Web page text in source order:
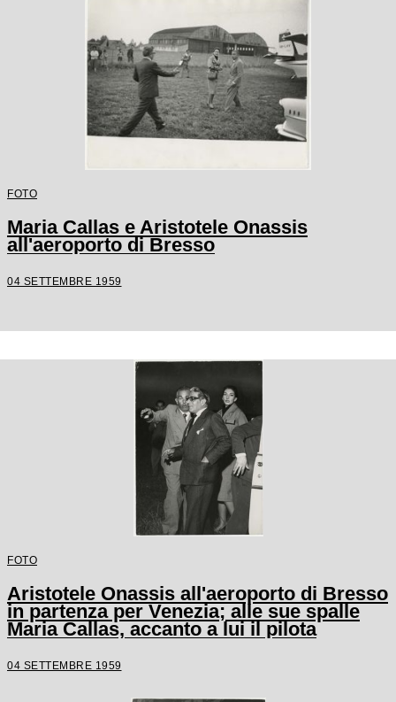
FOTO
Maria Callas e Aristotele Onassis
all'aeroporto di Bresso
04 SETTEMBRE 1959
FOTO
Aristotele Onassis all'aeroporto di Bresso
in partenza per Venezia; alle sue spalle
Maria Callas, accanto a lui il pilota
04 SETTEMBRE 1959